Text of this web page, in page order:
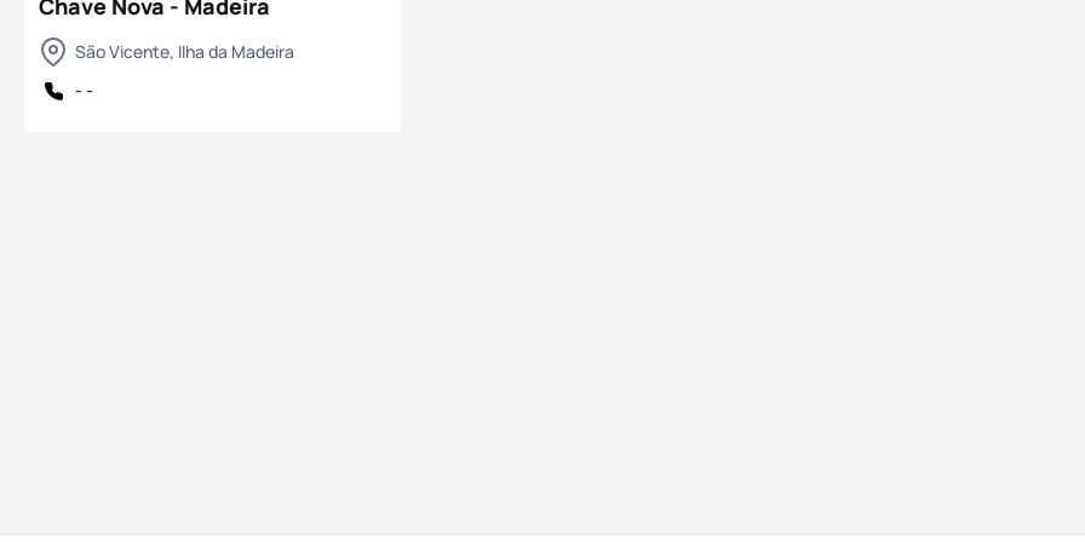
Chave Nova - Madeira
São Vicente, Ilha da Madeira
- -